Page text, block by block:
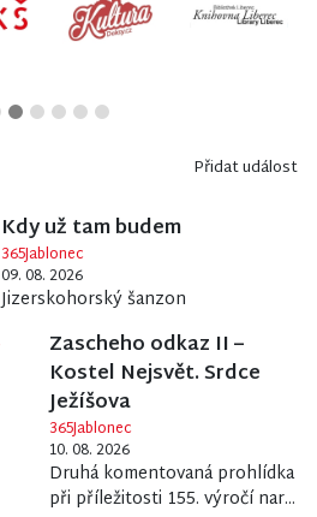
Přidat událost
Kdy už tam budem
365Jablonec
09. 08. 2026
Jizerskohorský šanzon
Zascheho odkaz II –
Kostel Nejsvět. Srdce
Ježíšova
365Jablonec
10. 08. 2026
Druhá komentovaná prohlídka
při příležitosti 155. výročí nar...